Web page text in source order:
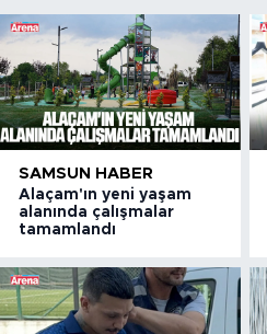
SAMSUN HABER
Alaçam'ın yeni yaşam
alanında çalışmalar
tamamlandı